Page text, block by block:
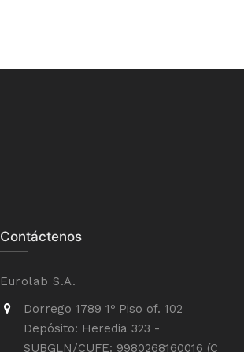
Contáctenos
Eurolab S.A.
Dorrego 1789 1º Piso of. 102
Depósito: Heredia 323 -
SUBGLN/CUFE: 9980268160016 (C